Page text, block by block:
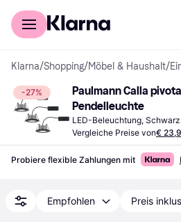
Für Shopper
Klarna/Shopping/Möbel & Haushalt/
-27%
Paulmann Calla
Pendelleuchte
LED-Beleuchtung, Schwarz
Vergleiche Preise von€
Probiere flexible Zahlungen mit
Empfohlen Preis